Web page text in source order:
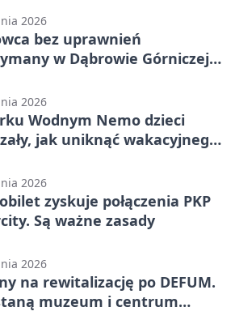
2026
bez uprawnień
w Dąbrowie Górniczej.
2026
Wodnym Nemo dzieci
jak uniknąć wakacyjnego
2026
zyskuje połączenia PKP
Są ważne zasady
2026
na rewitalizację po DEFUM.
muzeum i centrum